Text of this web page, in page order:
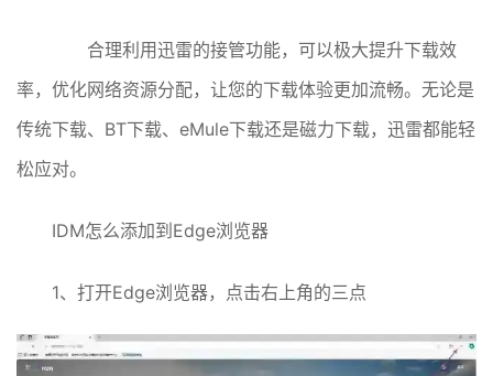
合理利用迅雷的接管功能，可以极大提升下载效
率，优化网络资源分配，让您的下载体验更加流畅。无论是
传统下载、BT下载、eMule下载还是磁力下载，迅雷都能轻
松应对。
IDM怎么添加到Edge浏览器
1、打开Edge浏览器，点击右上角的三点